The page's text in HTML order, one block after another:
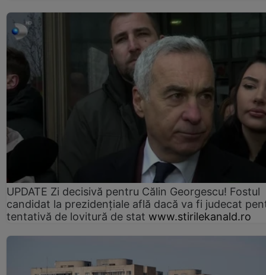
UPDATE Zi decisivă pentru Călin Georgescu! Fostul
candidat la prezidențiale află dacă va fi judecat
tentativă de lovitură de stat www.stirilekanald.ro